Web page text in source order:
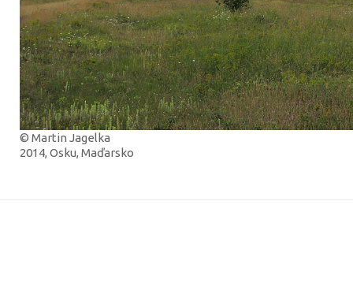
© Martin Jagelka
2014, Osku, Maďarsko